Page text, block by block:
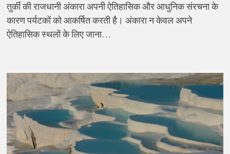
तुर्की की राजधानी अंकारा अपनी ऐतिहासिक और आधुनिक संरचना के
कारण पर्यटकों को आकर्षित करती है। अंकारा न केवल अपने
ऐतिहासिक स्थलों के लिए जाना…